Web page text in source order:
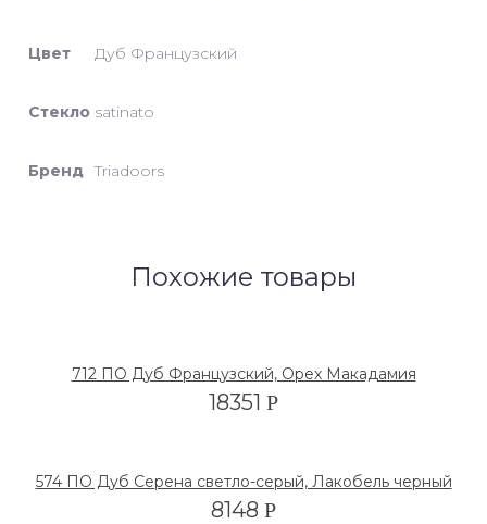
Цвет Дуб Французский
Стекло satinato
Бренд Triadoors
Похожие товары
712 ПО Дуб Французский, Орех Макадамия
18351 Р
574 ПО Дуб Серена светло-серый, Лакобель черный
8148 Р